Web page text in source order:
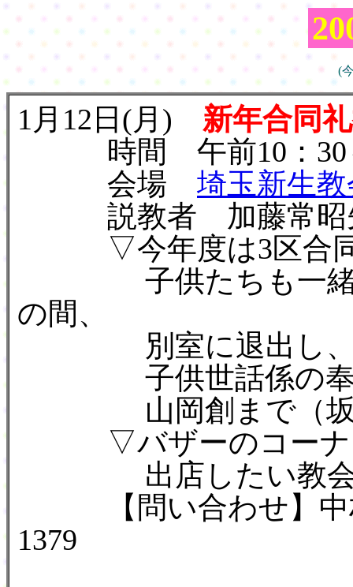
(
1月12日(月) 新年合同
時間 午前10：30～
会場 埼玉新生
説教者 加藤常昭先
▽今年度は3区合同
子供たちも一緒に
の間、
別室に退出し、係
子供世話係の奉仕
山岡創まで（坂戸
▽バザーのコーナ
出店したい教会は
【問い合わせ】中
1379